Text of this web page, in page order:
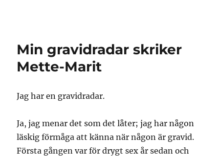
Min gravidradar skriker
Mette-Marit
Jag har en gravidradar.
Ja, jag menar det som det låter; jag har någon
läskig förmåga att känna när någon är gravid.
Första gången var för drygt sex år sedan och